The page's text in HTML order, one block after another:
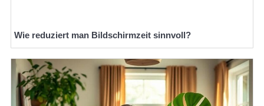
Wie reduziert man Bildschirmzeit sinnvoll?